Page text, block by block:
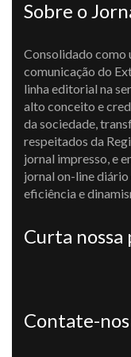
Sobre o
Consolidado como
comunicação do
linha editorial na
alto conceito e
da sociedade,
respeitados da
jornal impresso, e
jornal on-line diário
eficiência e
Curta nossa
Contate-nos